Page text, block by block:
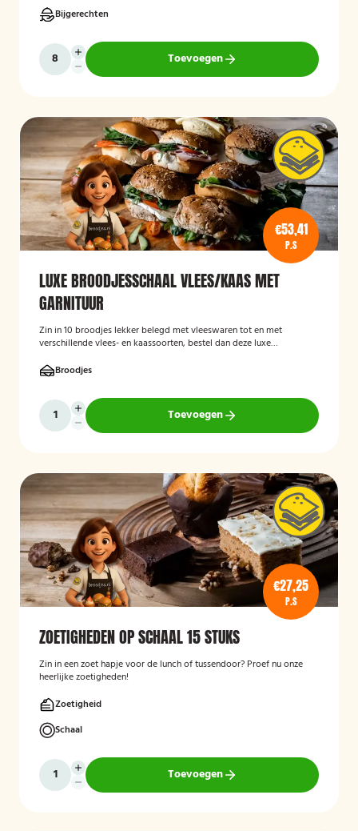
Bijgerechten
Toevoegen
€53,41
P.S
LUXE BROODJESSCHAAL VLEES/KAAS MET
GARNITUUR
Zin in 10 broodjes lekker belegd met vleeswaren tot en met
verschillende vlees- en kaassoorten, bestel dan deze luxe
Broodjes
Toevoegen
€27,25
P.S
ZOETIGHEDEN OP SCHAAL 15 STUKS
Zin in een zoet hapje voor de lunch of tussendoor? Proef nu onze
heerlijke zoetigheden!
Zoetigheid
Schaal
Toevoegen